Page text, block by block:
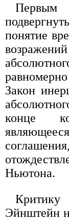
Первым
понятие
Закон
конце
Ньютона.
Эйнштейн